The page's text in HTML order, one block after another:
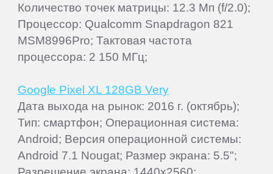
Количество точек матрицы: 12.3 Мп (f/2.0);
Процессор: Qualcomm Snapdragon 821
MSM8996Pro; Тактовая частота
процессора: 2 150 МГц;
Google Pixel XL 128GB Very
Дата выхода на рынок: 2016 г. (октябрь);
Тип: смартфон; Операционная система:
Android; Версия операционной системы:
Android 7.1 Nougat; Размер экрана: 5.5";